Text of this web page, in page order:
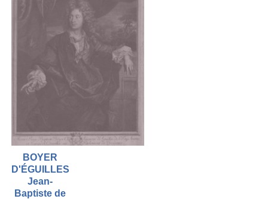
BOYER
D'ÉGUILLES
Jean-
Baptiste de